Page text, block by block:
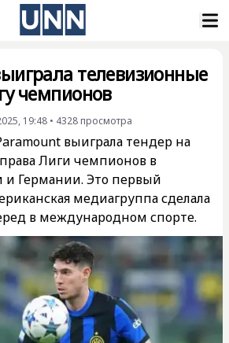
телевизионные
чемпионов
19:48 • 4328 просмотра
выиграла тендер на
Лиги чемпионов в
и Германии. Это первый
медиагруппа сделала
в международном спорте.